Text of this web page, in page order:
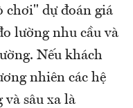
chơi" dự đoán giá
lường nhu cầu và
Nếu khách
nhiên các hệ
sâu xa là